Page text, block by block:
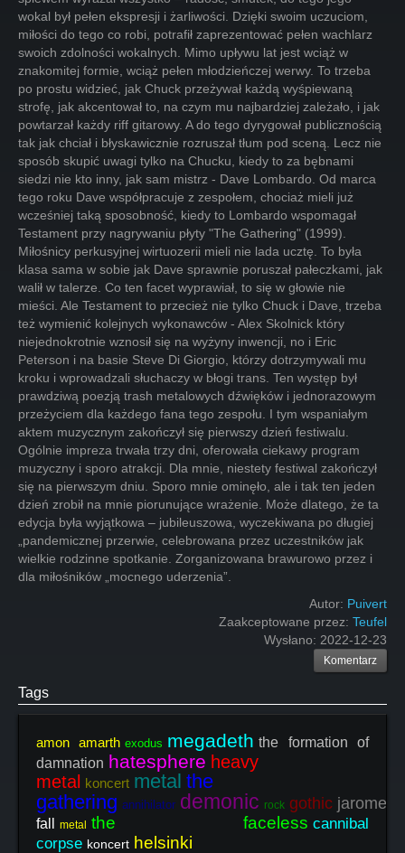
Autor: Puivert
Zaakceptowane przez: Teufel
Wysłano: 2022-12-23
Komentarz
Tags
amon amarth exodus megadeth the formation of
damnation hatesphere heavy
metal koncert metal the
gathering annihilator demonic rock gothic jaromer
fall
metal the faceless cannibal
corpse koncert helsinki